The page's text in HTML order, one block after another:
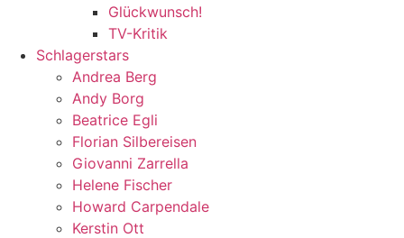
Glückwunsch!
TV-Kritik
Schlagerstars
Andrea Berg
Andy Borg
Beatrice Egli
Florian Silbereisen
Giovanni Zarrella
Helene Fischer
Howard Carpendale
Kerstin Ott